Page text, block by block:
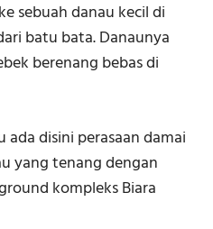
sebuah danau kecil di
batu bata. Danaunya
berenang bebas di
ada disini perasaan damai
yang tenang dengan
kompleks Biara